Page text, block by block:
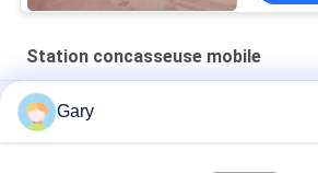
Station concasseuse mobile
Foundry sand Crushing & Screening Plant
Broyeur à mâchoires portable avec
Gary